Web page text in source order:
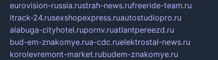
eurovision-russia.rustrah-news.rufreeride-team.ru
itrack-24.rusexshopexpress.ruautostudiopro.ru
alabuga-cityhotel.rupornv.ruatlantpereezd.ru
bud-em-znakomye.rua-cdc.ruelektrostal-news.ru
korolevremont-market.rubudem-znakomye.ru